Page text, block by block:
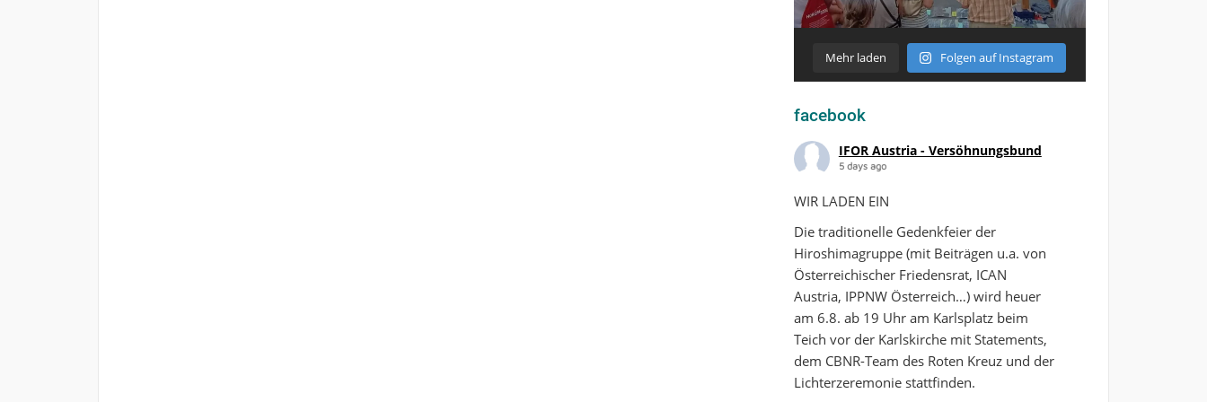
Mehr laden Folgen auf Instagram
facebook
IFOR Austria - Versöhnungsbund
5 days ago
WIR LADEN EIN
Die traditionelle Gedenkfeier der
Hiroshimagruppe (mit Beiträgen u.a. von
Österreichischer Friedensrat, ICAN
Austria, IPPNW Österreich…) wird heuer
am 6.8. ab 19 Uhr am Karlsplatz beim
Teich vor der Karlskirche mit Statements,
dem CBNR-Team des Roten Kreuz und der
Lichterzeremonie stattfinden.